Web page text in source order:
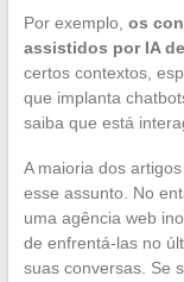
Por exemplo, os
assistidos por IA
certos contextos,
que implanta
saiba que está
A maioria dos
esse assunto. No
uma agência web
de enfrentá-las no
suas conversas. Se